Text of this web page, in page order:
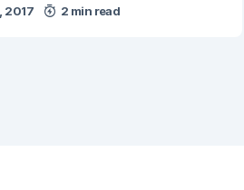
2017 2 min read